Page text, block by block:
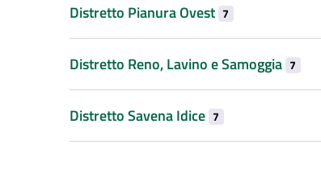
Distretto Pianura Ovest 7
Distretto Reno, Lavino e Samoggia 7
Distretto Savena Idice 7